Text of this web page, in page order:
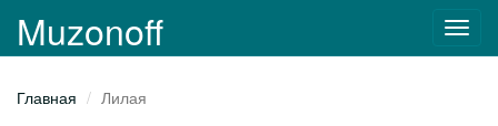
Muzonoff
Главная Лилая